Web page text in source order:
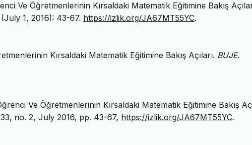
Ve Öğretmenlerinin Kırsaldaki Matematik Eğitimine Bakış
1, 2016): 43-67. https://izlik.org/JA67MT55YC.
Kırsaldaki Matematik Eğitimine Bakış Açıları. BUJE.
Ve Öğretmenlerinin Kırsaldaki Matematik Eğitimine Bakış
no. 2, July 2016, pp. 43-67, https://izlik.org/JA67MT55YC.